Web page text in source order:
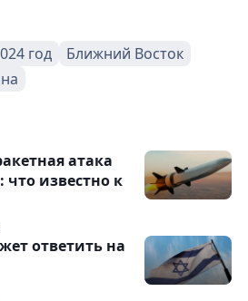
год
Ближний Восток
атака
известно к
ответить на